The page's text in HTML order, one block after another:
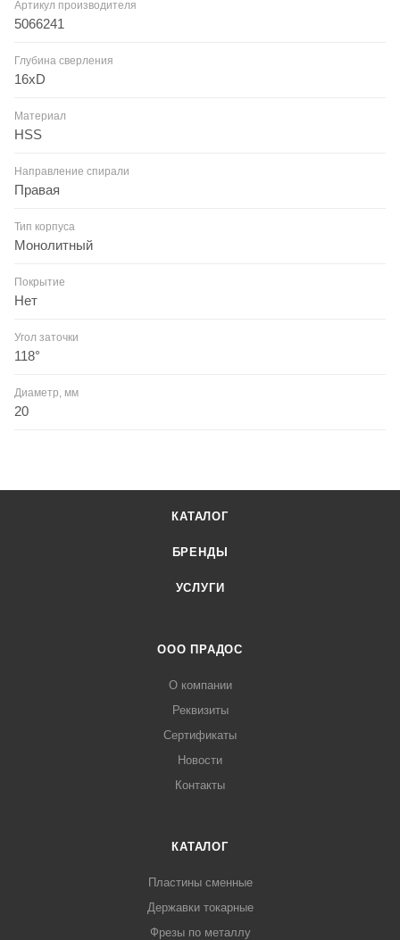
Артикул производителя
5066241
Глубина сверления
16xD
Материал
HSS
Направление спирали
Правая
Тип корпуса
Монолитный
Покрытие
Нет
Угол заточки
118°
Диаметр, мм
20
КАТАЛОГ
БРЕНДЫ
УСЛУГИ
ООО ПРАДОС
О компании
Реквизиты
Сертификаты
Новости
Контакты
КАТАЛОГ
Пластины сменные
Державки токарные
Фрезы по металлу